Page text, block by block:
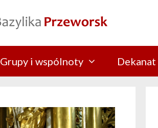
Grupy i wspólnoty Dekanat